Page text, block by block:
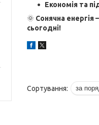
Економія та
🌞 Сонячна
сьогодні!